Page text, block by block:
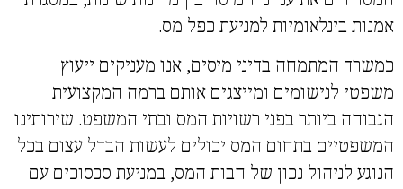
אמנות בינלאומיות למניעת כפל מס.
כמשרד המתמחה בדיני מיסים, אנו מעניקים ייעוץ
משפטי לנישומים ומייצגים אותם ברמה המקצועית
הגבוהה ביותר בפני רשויות המס ובתי המשפט. שירותינו
המשפטיים בתחום המס יכולים לעשות הבדל עצום בכל
הנוגע לניהול נכון של חבות המס, במניעת סכסוכים עם